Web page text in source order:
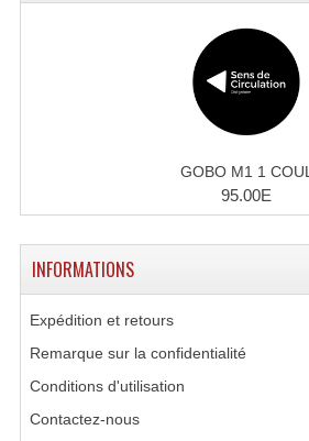
GOBO M1 1 COUL
95.00E
INFORMATIONS
Expédition et retours
Remarque sur la confidentialité
Conditions d'utilisation
Contactez-nous